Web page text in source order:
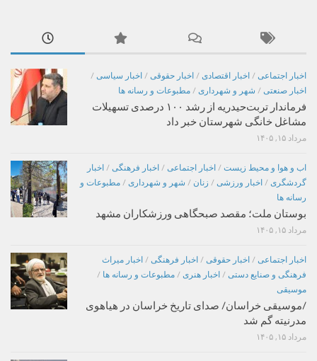
اخبار اجتماعی / اخبار اقتصادی / اخبار حقوقی / اخبار سیاسی /
اخبار صنعتی / شهر و شهرداری / مطبوعات و رسانه ها
فرماندار تربت‌حیدریه از رشد ۱۰۰ درصدی تسهیلات
مشاغل خانگی شهرستان خبر داد
مرداد ۱۵, ۱۴۰۵
اب و هوا و محیط زیست / اخبار اجتماعی / اخبار فرهنگی / اخبار
گردشگری / اخبار ورزشی / زنان / شهر و شهرداری / مطبوعات و
رسانه ها
بوستان ملت؛ مقصد صبحگاهی ورزشکاران مشهد
مرداد ۱۵, ۱۴۰۵
اخبار اجتماعی / اخبار حقوقی / اخبار فرهنگی / اخبار میراث
فرهنگی و صنایع دستی / اخبار هنری / مطبوعات و رسانه ها /
موسیقی
/موسیقی خراسان/ صدای تاریخ خراسان در هیاهوی
مدرنیته گم شد
مرداد ۱۵, ۱۴۰۵